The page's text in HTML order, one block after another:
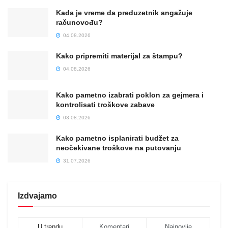
Kada je vreme da preduzetnik angažuje
računovođu?
04.08.2026
Kako pripremiti materijal za štampu?
04.08.2026
Kako pametno izabrati poklon za gejmera i
kontrolisati troškove zabave
03.08.2026
Kako pametno isplanirati budžet za
neočekivane troškove na putovanju
31.07.2026
Izdvajamo